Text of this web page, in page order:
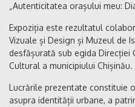
„Autenticitatea orașului meu:
Expoziția este rezultatul
Vizuale și Design și Muzeul de
desfășurată sub egida Direcției
Cultural a municipiului Chișinău.
Lucrările prezentate constituie
asupra identității urbane, a